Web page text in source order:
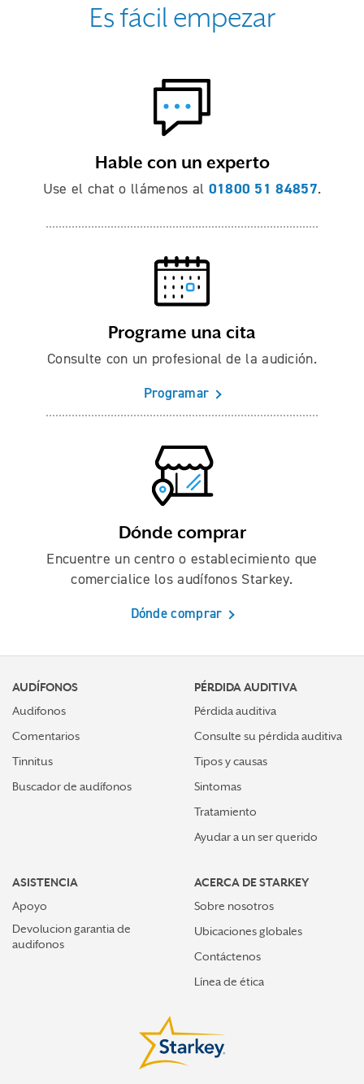
Es fácil empezar
Hable con un experto
Use el chat o llámenos al 01800 51 84857.
Programe una cita
Consulte con un profesional de la audición.
Programar
Dónde comprar
Encuentre un centro o establecimiento que
comercialice los audífonos Starkey.
Dónde comprar
AUDÍFONOS
Audifonos
Comentarios
Tinnitus
Buscador de audífonos
PÉRDIDA AUDITIVA
Pérdida auditiva
Consulte su pérdida auditiva
Tipos y causas
Sintomas
Tratamiento
Ayudar a un ser querido
ASISTENCIA
Apoyo
Devolucion garantia de
audifonos
ACERCA DE STARKEY
Sobre nosotros
Ubicaciones globales
Contáctenos
Línea de ética